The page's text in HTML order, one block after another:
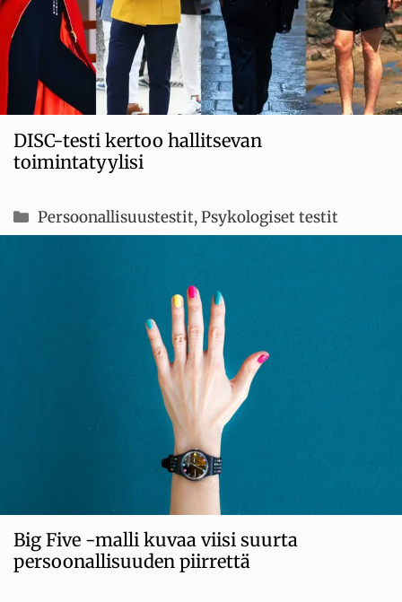
DISC-testi kertoo hallitsevan
toimintatyylisi
Kategoriat
Persoonallisuustestit,Psykologiset testit
Big Five -malli kuvaa viisi suurta
persoonallisuuden piirrettä